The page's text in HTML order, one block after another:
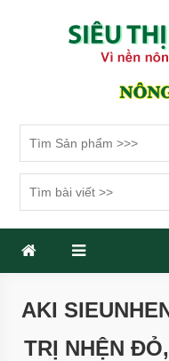
SIÊU THỊ
AKI
TRỊ NHỆN